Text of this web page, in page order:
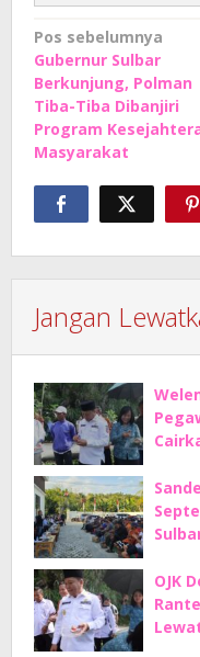
Navigasi
pos
Pos sebelumnya
Gubernur Sulbar
Berkunjung, Polman
Tiba-Tiba Dibanjiri
Program
Masyarakat
Jangan
OJK